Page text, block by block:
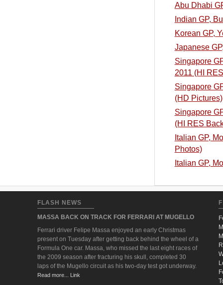
Abu Dhabi
Indian GP,
Korean GP,
Japanese
Singapore
2011 (HI
Singapore
(HD Pictures)
Singapore
(HI RES
Italian GP,
Photos)
Italian GP,
FLASH NEWS
MASSA BACK ON TRACK FOR FERRARI AT MUGELLO
Ferrari driver Felipe Massa enjoyed an early Christmas
present on Tuesday after getting back behind the wheel of a
Formula One car. Massa, who missed the last eight races of
the 2009 season after fracturing his skull, completed 30
laps of the Mugello circuit as his two-day test got underway.
Read more... Link